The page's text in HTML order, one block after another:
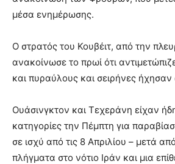
μέσα ενημέρωσης.
Ο στρατός του Κουβέιτ, από την
ανακοίνωσε το πρωί ότι
και πυραύλους και σειρήνες
Ουάσινγκτον και Τεχεράνη είχαν
κατηγορίες την Πέμπτη για
σε ισχύ από τις 8 Απριλίου – μετά
πλήγματα στο νότιο Ιράν και μια